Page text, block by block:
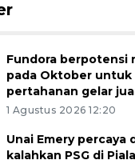
Fundora berpotensi
pada Oktober untuk
pertahanan gelar
1 Agustus 2026 12:20
Unai Emery percaya
kalahkan PSG di